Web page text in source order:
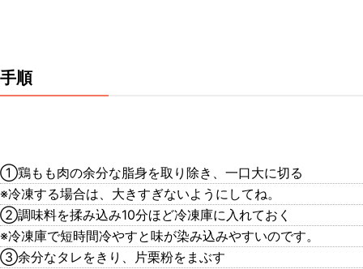
手順
①鶏もも肉の余分な脂身を取り除き、一口大に切る
※冷凍する場合は、大きすぎないようにしてね。
②調味料を揉み込み10分ほど冷凍庫に入れておく
※冷凍庫で短時間冷やすと味が染み込みやすいのです。
③余分なタレをきり、片栗粉をまぶす